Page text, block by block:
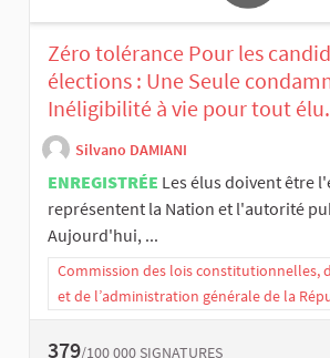
Zéro tolérance Pour les
élections : Une Seule
Inéligibilité à vie pour tout élu.
Silvano DAMIANI
ENREGISTRÉE Les élus doivent être
représentent la Nation et l'autorité
Aujourd'hui, ...
Commission des lois constitutionnelles,
et de l’administration générale de la
379/100 000 SIGNATURES